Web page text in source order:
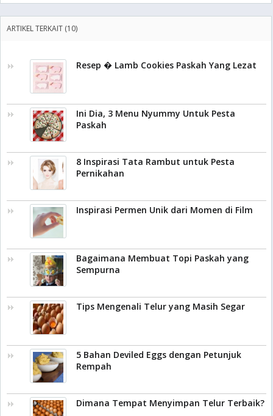
ARTIKEL TERKAIT (10)
Resep � Lamb Cookies Paskah Yang Lezat
Ini Dia, 3 Menu Nyummy Untuk Pesta
Paskah
8 Inspirasi Tata Rambut untuk Pesta
Pernikahan
Inspirasi Permen Unik dari Momen di Film
Bagaimana Membuat Topi Paskah yang
Sempurna
Tips Mengenali Telur yang Masih Segar
5 Bahan Deviled Eggs dengan Petunjuk
Rempah
Dimana Tempat Menyimpan Telur Terbaik?